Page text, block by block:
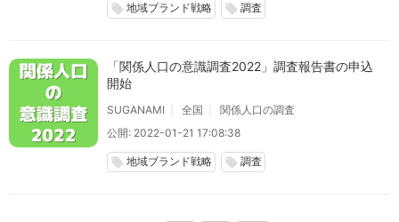
local_offer 地域ブランド戦略 local_offer 調査
「関係人口の意識調査2022」調査報告書の申込
開始
SUGANAMI 全国
関係人口の調査
公開: 2022-01-21 17:08:38
local_offer 地域ブランド戦略 local_offer 調査